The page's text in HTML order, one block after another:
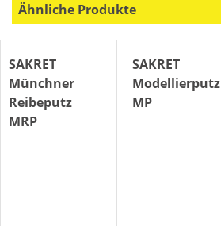
Ähnliche Produkte
SAKRET
Münchner
Reibeputz
MRP
SAKRET
Modellierputz
MP